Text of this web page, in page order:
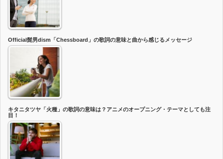
Official髭男dism「Chessboard」の歌詞の意味と曲から感じるメッセージ
キタニタツヤ「火種」の歌詞の意味は？アニメのオープニング・テーマとしても注
目！